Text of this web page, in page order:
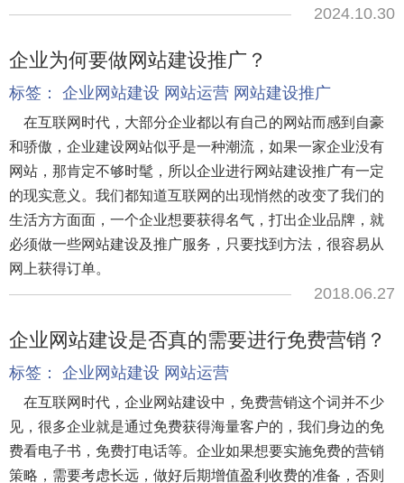
2024.10.30
企业为何要做网站建设推广？
标签： 企业网站建设 网站运营 网站建设推广
在互联网时代，大部分企业都以有自己的网站而感到自豪
和骄傲，企业建设网站似乎是一种潮流，如果一家企业没有
网站，那肯定不够时髦，所以企业进行网站建设推广有一定
的现实意义。我们都知道互联网的出现悄然的改变了我们的
生活方方面面，一个企业想要获得名气，打出企业品牌，就
必须做一些网站建设及推广服务，只要找到方法，很容易从
网上获得订单。
2018.06.27
企业网站建设是否真的需要进行免费营销？
标签： 企业网站建设 网站运营
在互联网时代，企业网站建设中，免费营销这个词并不少
见，很多企业就是通过免费获得海量客户的，我们身边的免
费看电子书，免费打电话等。企业如果想要实施免费的营销
策略，需要考虑长远，做好后期增值盈利收费的准备，否则